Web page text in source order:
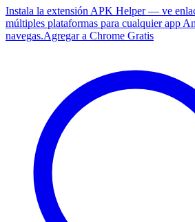
Instala la extensión APK Helper — ve
múltiples plataformas para cualquier app
navegas.Agregar a Chrome Gratis